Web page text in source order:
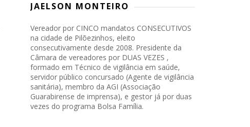
JAELSON MONTEIRO
Vereador por CINCO mandatos CONSECUTIVOS
na cidade de Pilõezinhos, eleito
consecutivamente desde 2008. Presidente da
Câmara de vereadores por DUAS VEZES ,
formado em Técnico de vigilância em saúde,
servidor público concursado (Agente de vigilância
sanitária), membro da AGI (Associação
Guarabirense de imprensa), e gestor já por duas
vezes do programa Bolsa Família.